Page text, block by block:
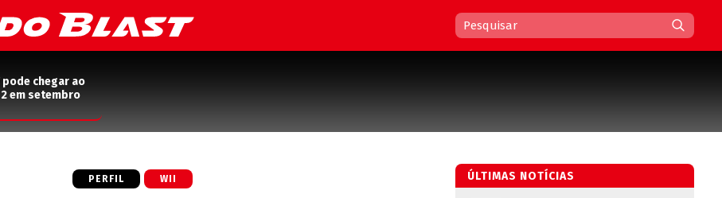
pode chegar ao
em setembro
PERFIL WII ÚLTIMAS NOTÍCIAS